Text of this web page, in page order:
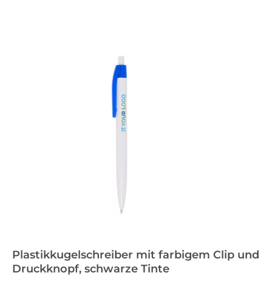
Plastikkugelschreiber mit farbigem Clip und
Druckknopf, schwarze Tinte